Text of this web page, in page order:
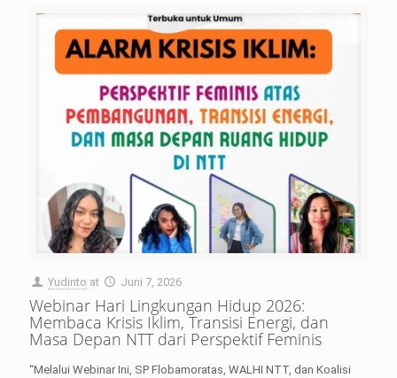
Yudinto at Juni 7, 2026
Webinar Hari Lingkungan Hidup 2026:
Membaca Krisis Iklim, Transisi Energi, dan
Masa Depan NTT dari Perspektif Feminis
“Melalui Webinar Ini, SP Flobamoratas, WALHI NTT, dan Koalisi